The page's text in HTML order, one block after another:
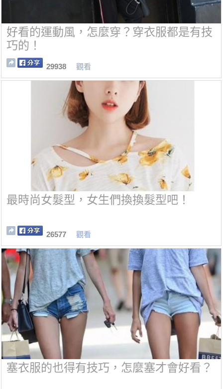
好看的運動風，怎麼穿？穿衣服都是有技
巧的！
29938 觀看
最時尚女髮型，女生們換換髮型吧！
26577 觀看
塞衣服的也得有技巧，怎麼塞才會好看？